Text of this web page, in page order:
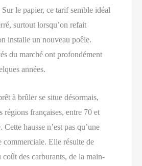
le papier, ce tarif semble idéal
surtout lorsqu’on refait
installe un nouveau poêle.
du marché ont profondément
années.
à brûler se situe désormais,
régions françaises, entre 70 et
Cette hausse n’est pas qu’une
commerciale. Elle résulte de
coût des carburants, de la main-